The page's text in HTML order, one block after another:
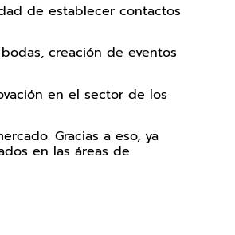
de establecer contactos
creación de eventos
en el sector de los
Gracias a eso, ya
en las áreas de